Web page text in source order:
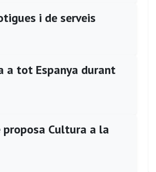
i de serveis
a tot Espanya durant
Cultura a la